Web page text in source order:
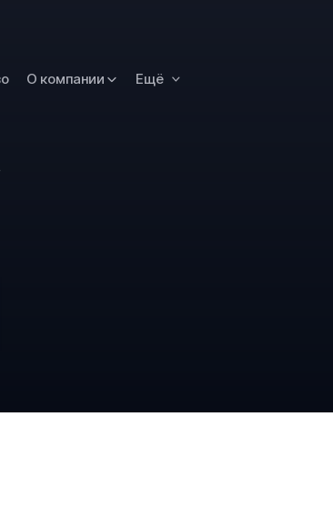
О компании Ещё
Чита